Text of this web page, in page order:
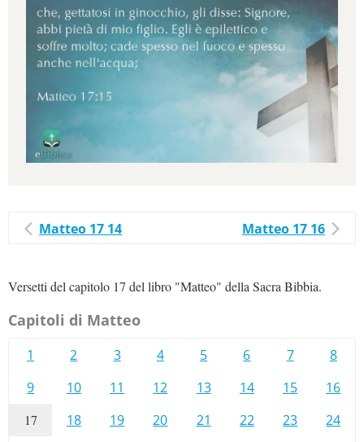
Matteo 17 14 Matteo 17 16
Versetti del capitolo 17 del libro "Matteo" della Sacra Bibbia.
Capitoli di Matteo
1 2 3 4 5 6 7
8
9
10 11 12 13 14 15 16
17 18 19 20 21 22 23
24